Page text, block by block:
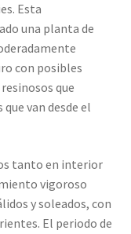
Esta
una planta de
con posibles
que
van desde el
tanto en interior
vigoroso
y soleados, con
El periodo de